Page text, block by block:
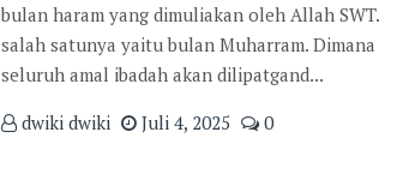
bulan haram yang dimuliakan oleh Allah SWT.
salah satunya yaitu bulan Muharram. Dimana
seluruh amal ibadah akan dilipatgand...
dwiki dwiki
Juli 4, 2025 0